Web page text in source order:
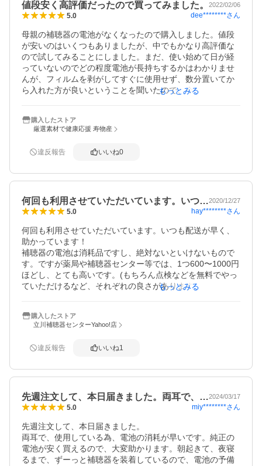
値段安く高評価だったので買ってみました。 2022/02/06
5.0 dee********さん
母親の補聴器の電池がなくなったので購入しました。値段
が安いのはいくつもありましたが、中でもかなり高評価な
ので試してみることにしました。まだ、使い始めて日が経
っていないのでどの程度電池が長持ちするかはわかりませ
んが、フィルムを剥がしてすぐに使用せず、数分置いてか
ら入れた方が良いということを聞いたので、今回からはそ
以上使えることを期待しています。
もっとみる
購入したストア
厳選素材で健康応援 寿物産
違反報告 いいね0
何回も利用させていただいています。いつ…2020/12/27
5.0 hay********さん
何回も利用させていただいています。いつも配送が早く、
助かっています！
補聴器の電池は消耗品ですし、絶対ないといけないもので
す。ですが薬局や補聴器センター等では、1つ600〜1000円
ほどし、とても高いです。(もちろん点検などを無料でやっ
ていただけるなど、それぞれの良さがありますが)20代の私
す！これからもよろしくお願いします。
もっとみる
購入したストア
立川補聴器センターYahoo!店
違反報告 いいね1
先週注文して、本日届きました。両耳で、…2024/03/17
5.0 miy********さん
先週注文して、本日届きました。
両耳で、使用している為、電池の消耗が早いです。純正の
電池が安く買えるので、大変助かります。朝起きて、夜寝
るまで、ずーっと補聴器を装着しているので、電池の予備